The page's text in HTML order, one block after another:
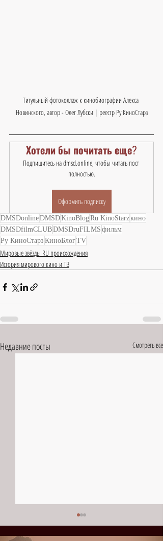
Титульный фотоколлаж к кинобиографии Алекса
Новинского, автор - Олег Лубски | реестр Ру КиноСтарз
Хотели бы почитать еще?
Подпишитесь на dmsd.online, чтобы читать пост
полностью.
Оформить подписку
DMSDonlineDMSDKinoBlogRu KinoStarzкино
DMSDfilmCLUBDMSDruFILMS фильм
Ру КиноСтарз КиноБлогTV
Мировые звёзды RU происхождения
История мирового кино и ТВ
Недавние посты Смотреть все